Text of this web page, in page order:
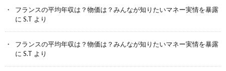
フランスの平均年収は？物価は？みんなが知りたいマネー実情を暴露
に S.T より
フランスの平均年収は？物価は？みんなが知りたいマネー実情を暴露
に S.T より